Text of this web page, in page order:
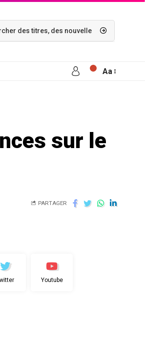
Aa
sur le
PARTAGER
Youtube